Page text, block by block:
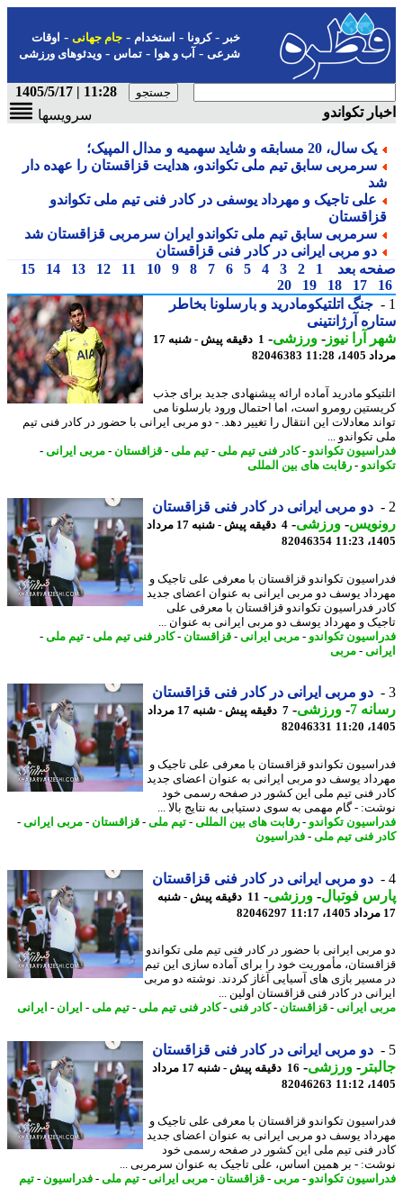
-کرونا-استخدام- جام جهانی-اوقات
شرعی-آب و هوا-تماس-ویدئوهای ورزشی
11:28 | 1405/5/17
تکواندو
سرویسها
یک سال، 20 مسابقه و شاید سهمیه و مدال المپیک؛
سرمربی سابق تیم ملی تکواندو، هدایت قزاقستان را عهده دار
علی تاجیک و مهرداد یوسفی در کادر فنی تیم ملی تکواندو
سرمربی سابق تیم ملی تکواندو ایران سرمربی قزاقستان شد
دو مربی ایرانی در کادر فنی قزاقستان
بعد
1
2
3
4
5
6
7
8
9
10
11
12
13
14
15
17
18
19
20
جنگ اتلتیکومادرید و بارسلونا بخاطر
آرژانتینی
آرا نیوز-ورزشی-
1 دقیقه پیش - شنبه 17
11:28
82046383
مادرید آماده ارائه پیشنهادی جدید برای جذب
رومرو است، اما احتمال ورود بارسلونا می
معادلات این انتقال را تغییر دهد. - دو مربی ایرانی با حضور در کادر فنی تیم
تکواندو ...
تکواندو-کادر فنی تیم ملی -تیم ملی -قزاقستان-مربی ایرانی-
-رقابت های بین المللی
دو مربی ایرانی در کادر فنی قزاقستان
-ورزشی-
4 دقیقه پیش - شنبه 17 مرداد
82046354
تکواندو قزاقستان با معرفی علی تاجیک و
یوسف دو مربی ایرانی به عنوان اعضای جدید
فدراسیون تکواندو قزاقستان با معرفی علی
و مهرداد یوسف دو مربی ایرانی به عنوان ...
تکواندو-مربی ایرانی- قزاقستان-کادر فنی تیم ملی -تیم ملی -
- مربی
دو مربی ایرانی در کادر فنی قزاقستان
7
-ورزشی-
7 دقیقه پیش - شنبه 17 مرداد
82046331
تکواندو قزاقستان با معرفی علی تاجیک و
یوسف دو مربی ایرانی به عنوان اعضای جدید
فنی تیم ملی این کشور در صفحه رسمی خود
- گام مهمی به سوی دستیابی به نتایج بالا ...
تکواندو-رقابت های بین المللی-تیم ملی -قزاقستان-مربی ایرانی-
فنی تیم ملی -فدراسیون
دو مربی ایرانی در کادر فنی قزاقستان
فوتبال-ورزشی-
11 دقیقه پیش - شنبه
82046297
ایرانی با حضور در کادر فنی تیم ملی تکواندو
مأموریت خود را برای آماده سازی این تیم
بازی های آسیایی آغاز کردند. نوشته دو مربی
در کادر فنی قزاقستان اولین ...
ایرانی- قزاقستان-کادر فنی -کادر فنی تیم ملی -تیم ملی -ایران - ایرانی
دو مربی ایرانی در کادر فنی قزاقستان
-ورزشی-
16 دقیقه پیش - شنبه 17 مرداد
82046263
تکواندو قزاقستان با معرفی علی تاجیک و
یوسف دو مربی ایرانی به عنوان اعضای جدید
فنی تیم ملی این کشور در صفحه رسمی خود
- بر همین اساس، علی تاجیک به عنوان سرمربی ...
تکواندو-مربی- قزاقستان-مربی ایرانی- تیم ملی -فدراسیون-تیم